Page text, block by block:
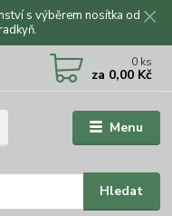
s výběrem nosítka od
Menu
Hledat
0 ks
za 0,00 Kč